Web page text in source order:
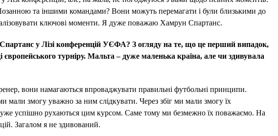
та іншими командами? Вони можуть перемагати і були близькими до
ключові моменти. Я дуже поважаю Хамрун Спартанс.
у Лізі конференцій УЄФА? З огляду на те, що це перший випадок,
турніру. Мальта – дуже маленька країна, але чи здивувала
вони намагаються впроваджувати правильні футбольні принципи.
змогу уважно за ним слідкувати. Через збіг ми мали змогу їх
успішно рухаються цим курсом. Саме тому ми безмежно їх поважаємо. На
Загалом я не здивований.